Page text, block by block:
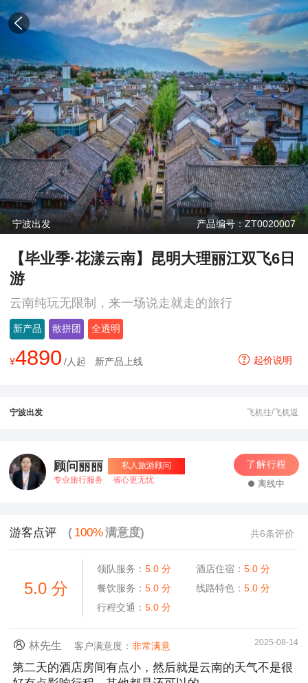
宁波出发 产品编号：ZT0020007
【毕业季·花漾云南】昆明大理丽江双飞6日
游
云南纯玩无限制，来一场说走就走的旅行
新产品 散拼团 全透明
¥4890 /人起 新产品上线 起价说明
宁波出发 飞机往/飞机返
顾问丽丽
私人旅游顾问
专业旅行服务
省心更无忧
了解行程
离线中
游客点评 ( 100%满意度) 共6条评价
5.0分
领队服务：5.0 分 酒店住宿：5.0 分
餐饮服务：5.0 分 线路特色：5.0 分
行程交通：5.0 分
林先生 客户满意度：非常满意 2025-08-14
第二天的酒店房间有点小，然后就是云南的天气不是很